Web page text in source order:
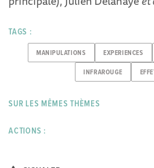
TAGS :
MANIPULATIONS EXPERIENCES
INFRAROUGE
SUR LES MÊMES THÈMES
ACTIONS :